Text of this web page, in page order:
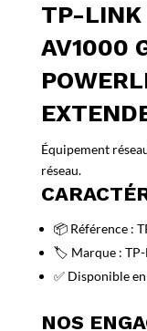
TP-LINK
AV1000
Équipement
réseau.
📦 Référence :
🏷️ Marque : TP-
✅ Disponible
NOS